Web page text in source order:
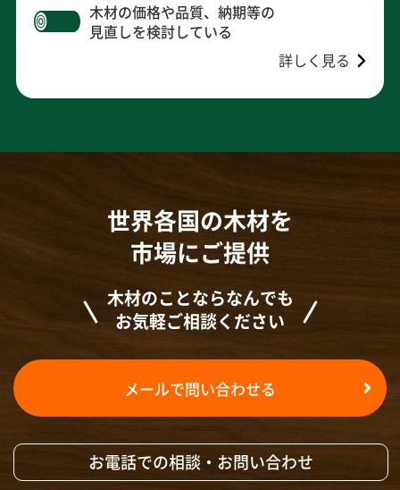
木材の価格や品質、納期等の
見直しを検討している
詳しく見る
世界各国の木材を
市場にご提供
木材のことならなんでも
お気軽ご相談ください
お電話での相談・お問い合わせ
メールで問い合わせる